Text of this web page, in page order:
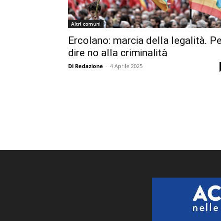
Altri comuni
Ercolano: marcia della legalità.
dire no alla criminalità
Di Redazione - 4 Aprile 2025